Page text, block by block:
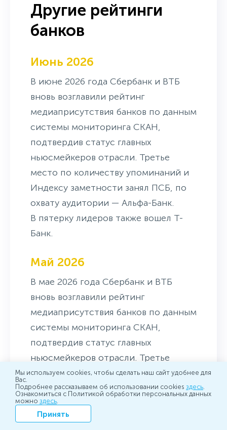
Другие рейтинги
банков
Июнь 2026
В июне 2026 года Сбербанк и ВТБ
вновь возглавили рейтинг
медиаприсутствия банков по данным
системы мониторинга СКАН,
подтвердив статус главных
ньюсмейкеров отрасли. Третье
место по количеству упоминаний и
Индексу заметности занял ПСБ, по
охвату аудитории — Альфа-Банк.
В пятерку лидеров также вошел Т-
Банк.
Май 2026
В мае 2026 года Сбербанк и ВТБ
вновь возглавили рейтинг
медиаприсутствия банков по данным
системы мониторинга СКАН,
подтвердив статус главных
ньюсмейкеров отрасли. Третье
место по количеству упоминаний
занял Альфа-Банк, по показателю
Индекса заметности – Т-Банк, по
охвату аудитории – ПСБ. В пятерку
Мы используем cookies, чтобы сделать наш сайт удобнее для
Вас.
Подробнее рассказываем об использовании cookies здесь.
Ознакомиться с Политикой обработки персональных данных
можно здесь.
Принять